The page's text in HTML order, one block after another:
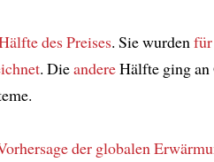
des Preises. Sie wurden
. DieandereHälfte ging
der globalen